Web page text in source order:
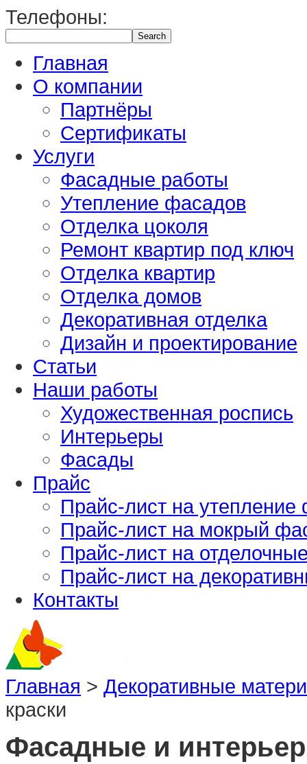
Телефоны:
Главная
О компании
Партнёры
Сертификаты
Услуги
Фасадные работы
Утепление фасадов
Отделка цоколя
Ремонт квартир под ключ
Отделка квартир
Отделка домов
Декоративная отделка
Дизайн и проектирование
Статьи
Наши работы
Художественная роспись
Интерьеры
Фасады
Прайс
Прайс-лист на утепление
Прайс-лист на мокрый
Прайс-лист на
Прайс-лист на
Контакты
Главная > Декоративные
краски
Фасадные и